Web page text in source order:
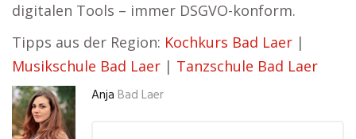
digitalen Tools – immer DSGVO-konform.
Tipps aus der Region: Kochkurs Bad Laer |
Musikschule Bad Laer | Tanzschule Bad Laer
Anja Bad Laer